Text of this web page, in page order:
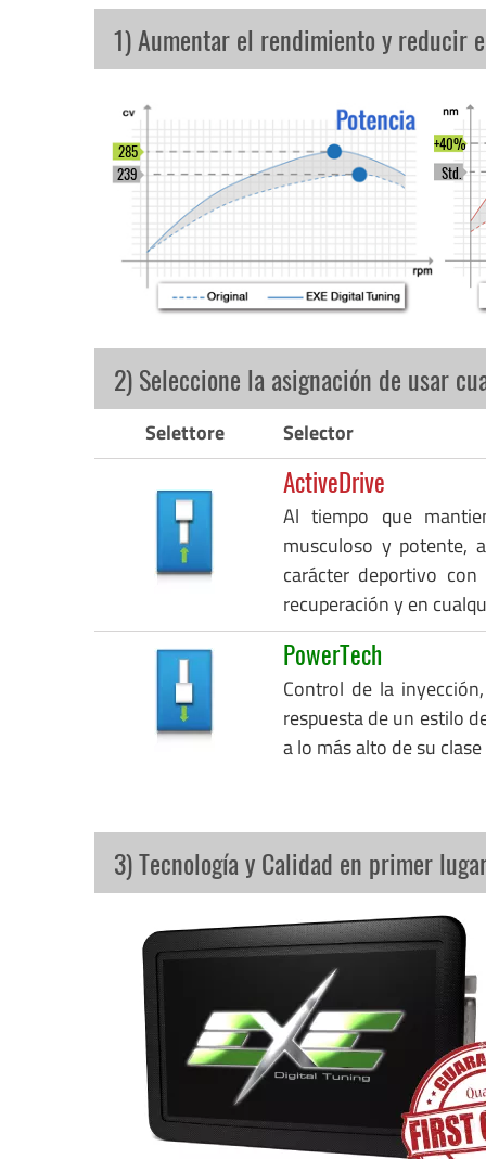
1) Aumentar el rendimiento y reducir
239
285
Std.
+40%
2) Seleccione la asignación de usar
Selettore Selector
ActiveDrive
Al tiempo que
musculoso y potente,
carácter deportivo
recuperación y en
PowerTech
Control de la
respuesta de un estilo
a lo más alto de su
3) Tecnología y Calidad en primer